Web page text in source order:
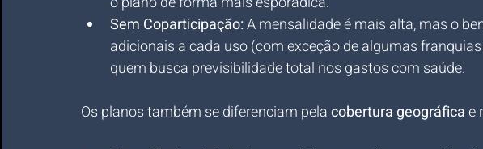
Sem Coparticipação: A mensalidade é mais alta, mas o
adicionais a cada uso (com exceção de algumas
quem busca previsibilidade total nos gastos com saúde.
Os planos também se diferenciam pela cobertura geográfica e